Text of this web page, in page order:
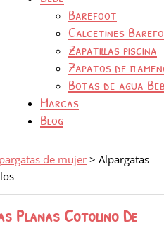
Barefoot
Calcetines
Zapatillas piscina
Zapatos de
Botas de agua
Marcas
Blog
de mujer> Alpargatas
Planas Cotolino De